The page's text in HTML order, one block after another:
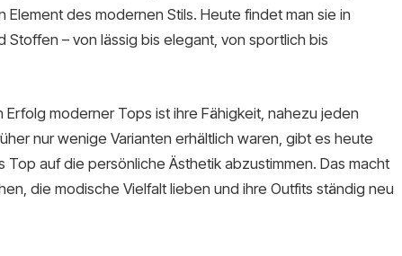
des modernen Stils. Heute findet man sie in
Stoffen – von lässig bis elegant, von sportlich bis
moderner Tops ist ihre Fähigkeit, nahezu jeden
nur wenige Varianten erhältlich waren, gibt es heute
auf die persönliche Ästhetik abzustimmen. Das macht
die modische Vielfalt lieben und ihre Outfits ständig neu